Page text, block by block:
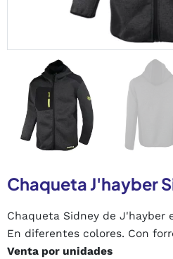
Chaqueta J'hayber
Chaqueta Sidney de J'hayber
En diferentes colores. Con
Venta por unidades